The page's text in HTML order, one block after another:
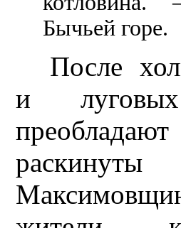
Бычьей горе.
После
и